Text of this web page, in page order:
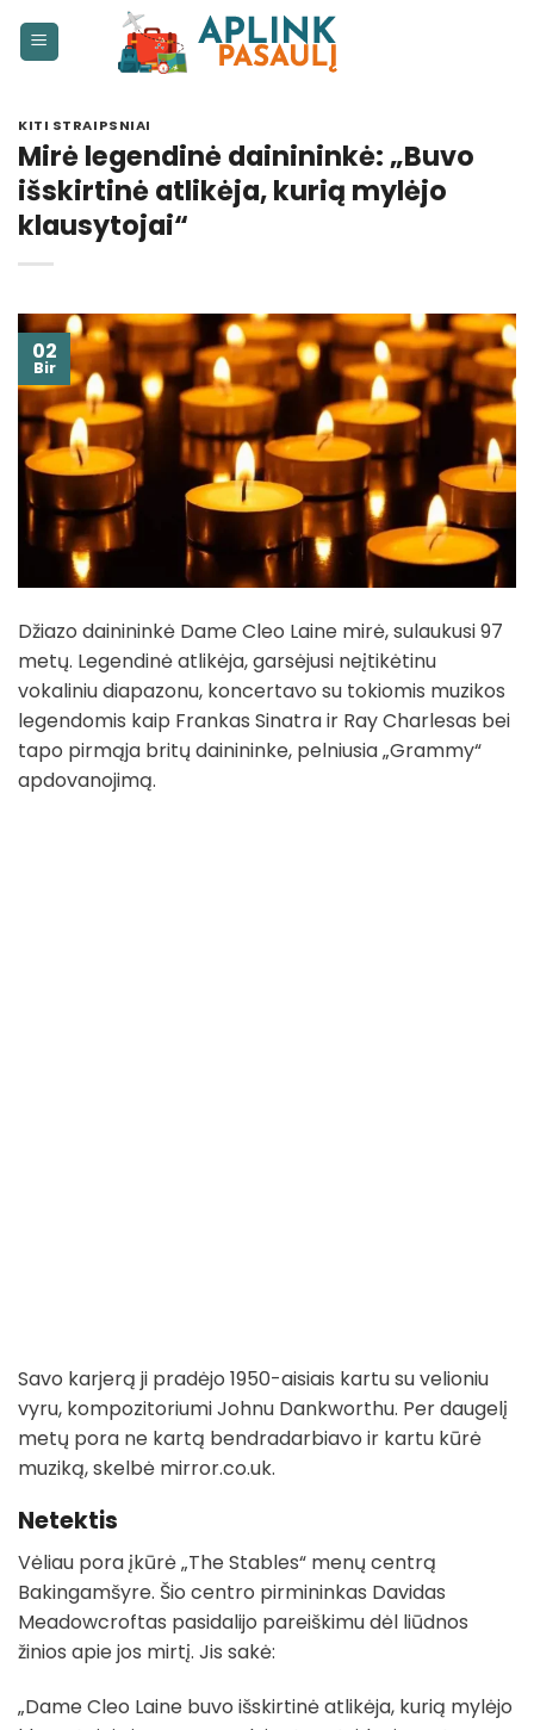
KITI STRAIPSNIAI
Mirė legendinė dainininkė: „Buvo
išskirtinė atlikėja, kurią mylėjo
klausytojai“
02
Bir
Džiazo dainininkė Dame Cleo Laine mirė, sulaukusi 97
metų. Legendinė atlikėja, garsėjusi neįtikėtinu
vokaliniu diapazonu, koncertavo su tokiomis muzikos
legendomis kaip Frankas Sinatra ir Ray Charlesas bei
tapo pirmąja britų dainininke, pelniusia „Grammy“
apdovanojimą.
Savo karjerą ji pradėjo 1950-aisiais kartu su velioniu
vyru, kompozitoriumi Johnu Dankworthu. Per daugelį
metų pora ne kartą bendradarbiavo ir kartu kūrė
muziką, skelbė mirror.co.uk.
Netektis
Vėliau pora įkūrė „The Stables“ menų centrą
Bakingamšyre. Šio centro pirmininkas Davidas
Meadowcroftas pasidalijo pareiškimu dėl liūdnos
žinios apie jos mirtį. Jis sakė:
„Dame Cleo Laine buvo išskirtinė atlikėja, kurią mylėjo